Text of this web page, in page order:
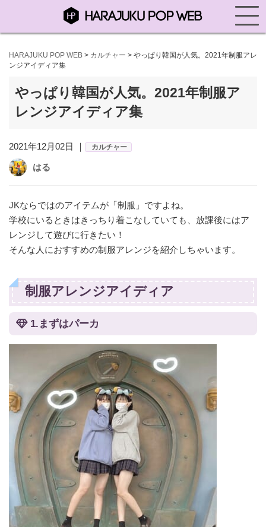
HARAJUKU POP WEB > カルチャー > やっぱり韓国が人気。2021年制服アレ
ンジアイディア集
やっぱり韓国が人気。2021年制服ア
レンジアイディア集
2021年12月02日 ｜ カルチャー
はる
JKならではのアイテムが「制服」ですよね。
学校にいるときはきっちり着こなしていても、放課後にはア
レンジして遊びに行きたい！
そんな人におすすめの制服アレンジを紹介しちゃいます。
制服アレンジアイディア
1.まずはパーカ